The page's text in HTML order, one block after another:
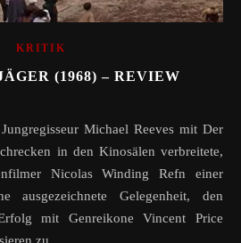
KRITIK
(1968) – REVIEW
in den Kinosälen verbreitete,
Nicolas Winding Refn einer
ausgezeichnete Gelegenheit, den
mit Genreikone Vincent Price